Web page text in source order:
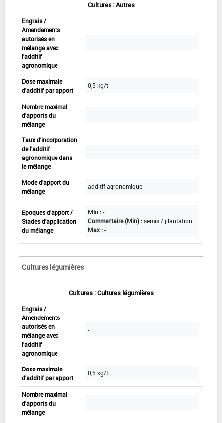
Cultures : Autres
Engrais /
Amendements
autorisés en
mélange avec
l'additif
agronomique
-
Dose maximale
d'additif par apport
0,5 kg/t
Nombre maximal
d'apports du
mélange
-
Taux d'incorporation
de l'additif
agronomique dans
le mélange
-
Mode d'apport du
mélange
additif agronomique
Epoques d'apport /
Stades d'application
du mélange
Min :-
Commentaire (Min) :semis / plantation
Max :-
Cultures légumières
Cultures : Cultures légumières
Engrais /
Amendements
autorisés en
mélange avec
l'additif
agronomique
-
Dose maximale
d'additif par apport
0,5 kg/t
Nombre maximal
d'apports du
mélange
-